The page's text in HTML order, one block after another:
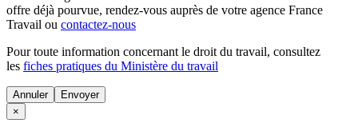
offre déjà pourvue, rendez-vous auprès de votre agence France
Travail ou contactez-nous
Pour toute information concernant le droit du travail, consultez
les fiches pratiques du Ministère du travail
Annuler
×